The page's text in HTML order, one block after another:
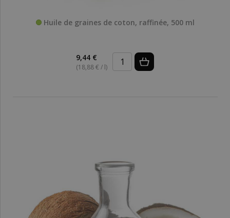
Huile de graines de coton, raffinée, 500 ml
9,44 €
(18,88 € / l)